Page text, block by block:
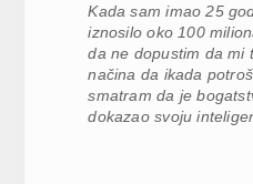
Kada sam imao 25
iznosilo oko 100
da ne dopustim da mi
načina da ikada
smatram da je
dokazao svoju